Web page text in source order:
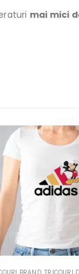
mai mici